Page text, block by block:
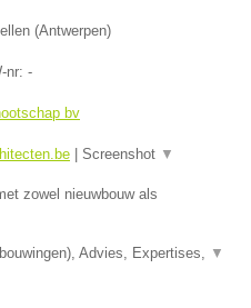
(Antwerpen)
nr: -
bv
Screenshot ▼
zowel nieuwbouw als
Advies, Expertises, ▼